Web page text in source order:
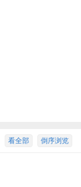
倒序浏览
看全部